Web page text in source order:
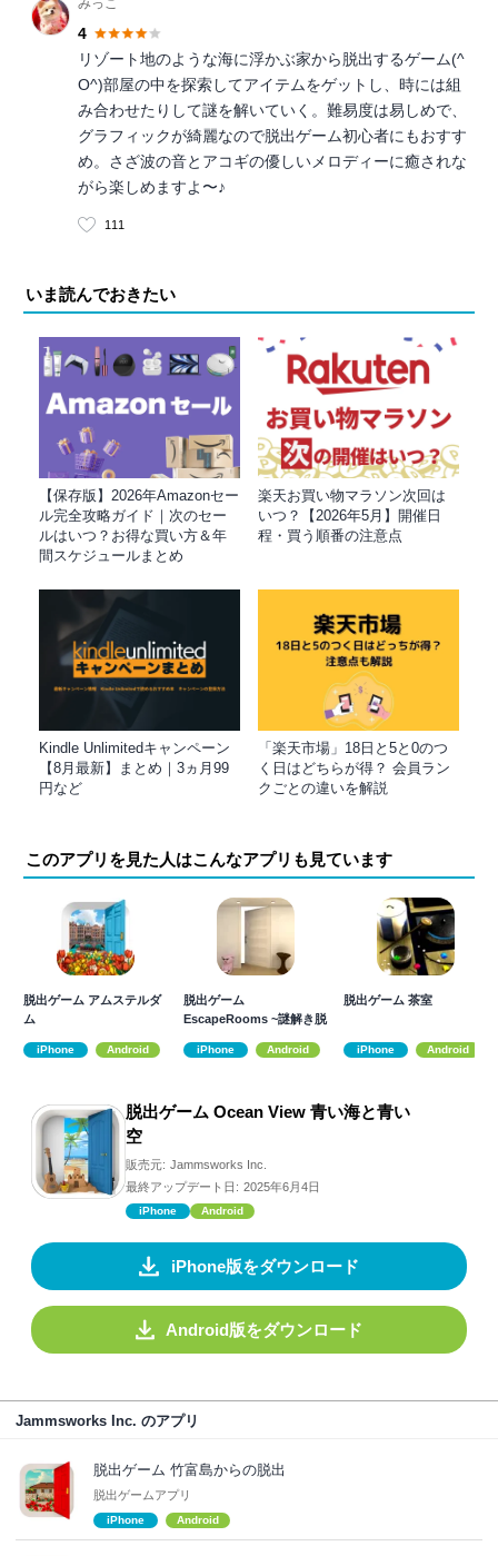
みっこ
4
リゾート地のような海に浮かぶ家から脱出するゲーム(^
O^)部屋の中を探索してアイテムをゲットし、時には組
み合わせたりして謎を解いていく。難易度は易しめで、
グラフィックが綺麗なので脱出ゲーム初心者にもおすす
め。さざ波の音とアコギの優しいメロディーに癒されな
がら楽しめますよ〜♪
111
いま読んでおきたい
【保存版】2026年Amazonセー
ル完全攻略ガイド｜次のセー
ルはいつ？お得な買い方＆年
間スケジュールまとめ
楽天お買い物マラソン次回は
いつ？【2026年5月】開催日
程・買う順番の注意点
Kindle Unlimitedキャンペーン
【8月最新】まとめ｜3ヵ月99
円など
「楽天市場」18日と5と0のつ
く日はどちらが得？ 会員ラン
クごとの違いを解説
このアプリを見た人はこんなアプリも見ています
脱出ゲーム アムステルダ
ム
iPhone Android
脱出ゲーム
EscapeRooms ~謎解き脱
iPhone Android
脱出ゲーム 茶室
iPhone Android
脱出ゲーム Ocean View 青い海と青い
空
販売元: Jammsworks Inc.
最終アップデート日: 2025年6月4日
iPhone Android
iPhone版をダウンロード
Android版をダウンロード
Jammsworks Inc. のアプリ
脱出ゲーム 竹富島からの脱出
脱出ゲームアプリ
iPhone Android